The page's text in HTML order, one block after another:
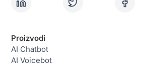
Proizvodi
AI Chatbot
AI Voicebot